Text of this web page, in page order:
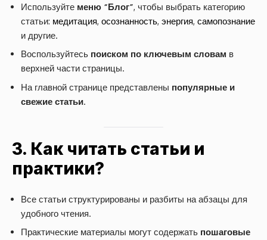
Используйте меню “Блог”, чтобы выбрать категорию
статьи: медитация, осознанность, энергия, самопознание
и другие.
Воспользуйтесь поиском по ключевым словам в
верхней части страницы.
На главной странице представлены популярные и
свежие статьи.
3. Как читать статьи и
практики?
Все статьи структурированы и разбиты на абзацы для
удобного чтения.
Практические материалы могут содержать пошаговые